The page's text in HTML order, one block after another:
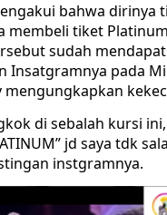
bahwa dirinya
membeli tiket
sudah
Insatgramnya pada
mengungkapkan
di sebalah kursi
jd saya tdk
instgramnya.